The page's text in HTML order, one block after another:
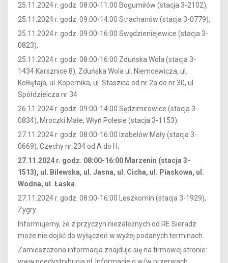
25.11.2024 r. godz. 08:00-11:00 Bogumiłów (stacja 3-2102),
25.11.2024 r. godz. 09:00-14:00 Strachanów (stacja 3-0779),
25.11.2024 r. godz. 09:00-16:00 Swędzieniejewice (stacja 3-
0823),
25.11.2024 r. godz. 08:00-16:00 Zduńska Wola (stacja 3-
1434 Karsznice 8), Zduńska Wola ul. Niemcewicza, ul.
Kołłątaja, ul. Kopernika, ul. Staszica od nr 2a do nr 30, ul.
Spółdzielcza nr 34
26.11.2024 r. godz. 09:00-14:00 Sędzimirowice (stacja 3-
0834), Mroczki Małe, Włyń Polesie (stacja 3-1153).
27.11.2024 r. godz. 08:00-16:00 Izabelów Mały (stacja 3-
0669), Czechy nr 234 od A do H;
27.11.2024 r. godz. 08:00-16:00 Marzenin (stacja 3-
1513), ul. Bilewska, ul. Jasna, ul. Cicha, ul. Piaskowa, ul.
Wodna, ul. Łaska.
27.11.2024 r. godz. 08:00-16:00 Leszkomin (stacja 3-1929),
Zygry.
Informujemy, że z przyczyn niezależnych od RE Sieradz
może nie dojść do wyłączeń w wyżej podanych terminach.
Zamieszczona informacja znajduje się na firmowej stronie:
www.pgedystrybucja.pl. Informacje o w/w przerwach